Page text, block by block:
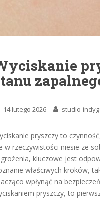
14 lutego 2026 studio-
pryszczy to
w rzeczywistości niesie ze
kluczowe jest
właściwych kroków,
wpłynąć na
pryszczy, to